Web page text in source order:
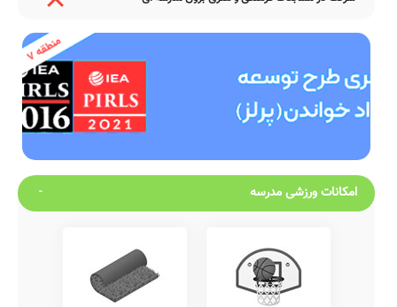
امکانات ورزشی مدرسه